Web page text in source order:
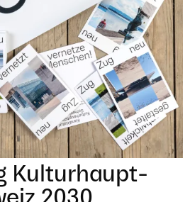
Kul­tur­haupt­